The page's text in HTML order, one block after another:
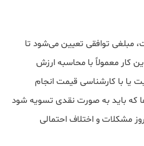
مبلغی توافقی تعیین می‌شود تا
کار معمولاً با محاسبه ارزش
یا با کارشناسی قیمت انجام
که باید به صورت نقدی تسویه شود
مشکلات و اختلاف احتمالی